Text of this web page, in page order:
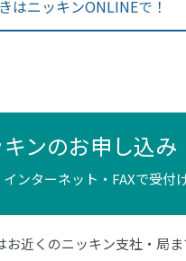
はニッキンONLINEで！
ンのお申し込み
ンターネット・FAXで受付
近くのニッキン支社・局ま